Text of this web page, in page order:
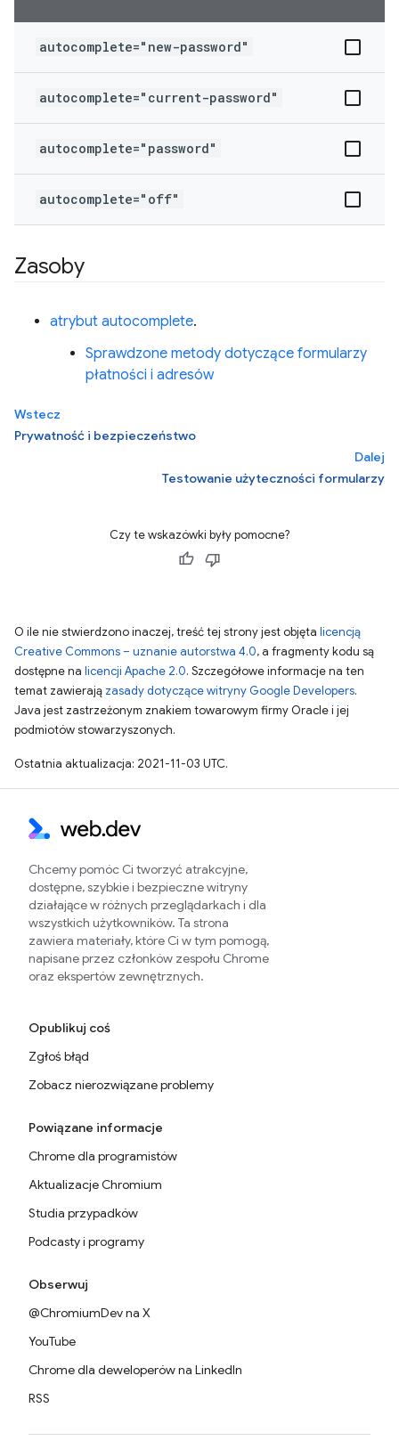
autocomplete="new-password"
autocomplete="current-password"
autocomplete="password"
autocomplete="off"
Zasoby
atrybut autocomplete.
Sprawdzone metody dotyczące formularzy
płatności i adresów
Wstecz
Prywatność i bezpieczeństwo
Dalej
Testowanie użyteczności formularzy
Czy te wskazówki były pomocne?
O ile nie stwierdzono inaczej, treść tej strony jest objęta licencją
Creative Commons – uznanie autorstwa 4.0, a fragmenty kodu są
dostępne na licencji Apache 2.0. Szczegółowe informacje na ten
temat zawierają zasady dotyczące witryny Google Developers.
Java jest zastrzeżonym znakiem towarowym firmy Oracle i jej
podmiotów stowarzyszonych.
Ostatnia aktualizacja: 2021-11-03 UTC.
Chcemy pomóc Ci tworzyć atrakcyjne,
dostępne, szybkie i bezpieczne witryny
działające w różnych przeglądarkach i dla
wszystkich użytkowników. Ta strona
zawiera materiały, które Ci w tym pomogą,
napisane przez członków zespołu Chrome
oraz ekspertów zewnętrznych.
Opublikuj coś
Zgłoś błąd
Zobacz nierozwiązane problemy
Powiązane informacje
Chrome dla programistów
Aktualizacje Chromium
Studia przypadków
Podcasty i programy
Obserwuj
@ChromiumDev na X
YouTube
Chrome dla deweloperów na LinkedIn
RSS